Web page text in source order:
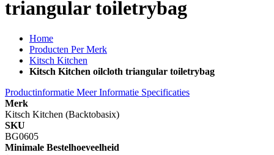
triangular toiletrybag
Home
Producten Per Merk
Kitsch Kitchen
Kitsch Kitchen oilcloth triangular toiletrybag
Productinformatie Meer Informatie Specificaties
Merk
Kitsch Kitchen (Backtobasix)
SKU
BG0605
Minimale Bestelhoeveelheid